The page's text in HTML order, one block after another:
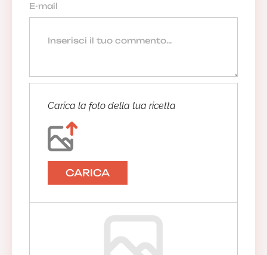
Carica la foto della tua ricetta
CARICA